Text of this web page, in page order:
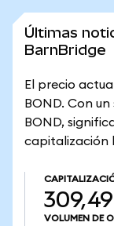
Últimas
BarnBridge
El precio
BOND. Con
BOND,
capitalización
VOLUMEN DE